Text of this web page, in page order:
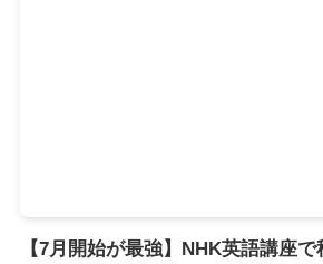
【7月開始が最強】NHK英語講座